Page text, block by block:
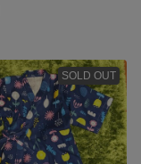
SOLD OUT